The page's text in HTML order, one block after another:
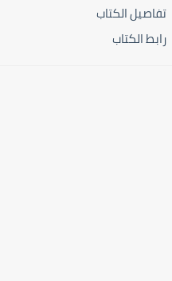
تفاصيل الكتاب
رابط الكتاب